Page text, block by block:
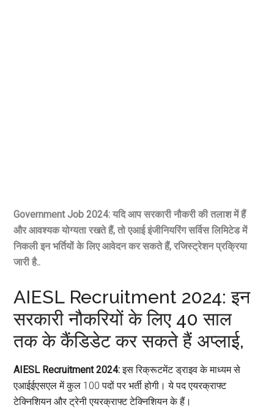
Government Job 2024: यदि आप सरकारी नौकरी की तलाश में हैं
और आवश्यक योग्यता रखते हैं, तो एआई इंजीनियरिंग सर्विस लिमिटेड में
निकली इन भर्तियों के लिए आवेदन कर सकते हैं, रजिस्ट्रेशन प्रक्रिया
जारी है..
AIESL Recruitment 2024: इन
सरकारी नौकरियों के लिए 40 साल
तक के कैंडिडेट कर सकते हैं अप्लाई,
AIESL Recruitment 2024:इस रिक्रूटमेंट ड्राइव के माध्यम से
एआईईएसएल में कुल 100 पदों पर भर्ती होगी। ये पद एयरक्राफ्ट
टेक्निशियन और ट्रेनी एयरक्राफ्ट टेक्निशियन के हैं।